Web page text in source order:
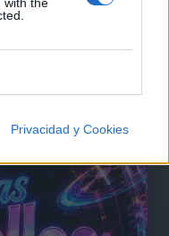
Privacidad y Cookies